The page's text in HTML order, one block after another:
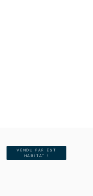
VENDU PAR EST
HABITAT !